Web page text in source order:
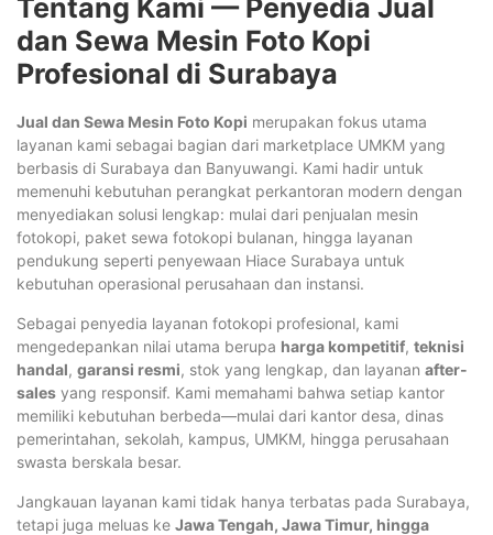
Tentang Kami — Penyedia Jual
dan Sewa Mesin Foto Kopi
Profesional di Surabaya
Jual dan Sewa Mesin Foto Kopi merupakan fokus utama
layanan kami sebagai bagian dari marketplace UMKM yang
berbasis di Surabaya dan Banyuwangi. Kami hadir untuk
memenuhi kebutuhan perangkat perkantoran modern dengan
menyediakan solusi lengkap: mulai dari penjualan mesin
fotokopi, paket sewa fotokopi bulanan, hingga layanan
pendukung seperti penyewaan Hiace Surabaya untuk
kebutuhan operasional perusahaan dan instansi.
Sebagai penyedia layanan fotokopi profesional, kami
mengedepankan nilai utama berupa harga kompetitif, teknisi
handal, garansi resmi, stok yang lengkap, dan layanan after-
sales yang responsif. Kami memahami bahwa setiap kantor
memiliki kebutuhan berbeda—mulai dari kantor desa, dinas
pemerintahan, sekolah, kampus, UMKM, hingga perusahaan
swasta berskala besar.
Jangkauan layanan kami tidak hanya terbatas pada Surabaya,
tetapi juga meluas ke Jawa Tengah, Jawa Timur, hingga